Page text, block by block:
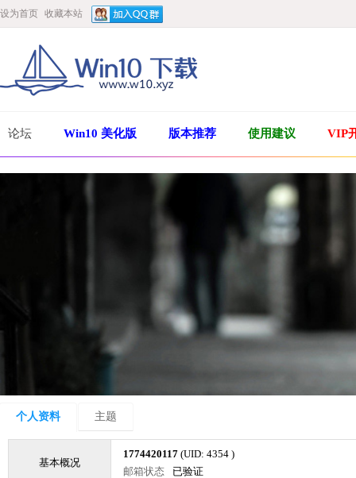
设为首页 收藏本站
论坛 Win10 美化版 版本推荐 使用建议 VIP
个人资料 主题
基本概况
1774420117 (UID: 4354 )
邮箱状态
已验证